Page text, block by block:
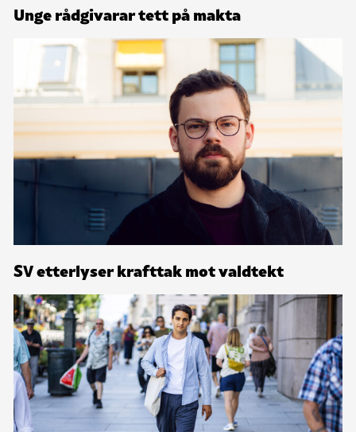
Unge rådgivarar tett på makta
SV etterlyser krafttak mot valdtekt